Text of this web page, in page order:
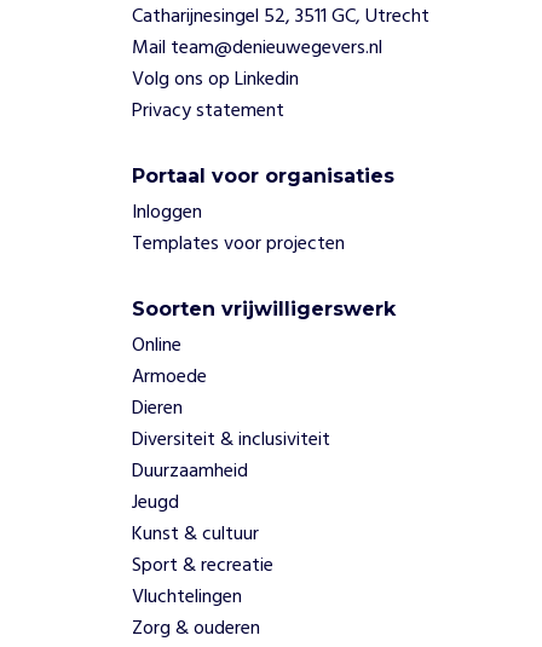
Catharijnesingel 52, 3511 GC, Utrecht
Mail team@denieuwegevers.nl
Volg ons op Linkedin
Privacy statement
Portaal voor organisaties
Inloggen
Templates voor projecten
Soorten vrijwilligerswerk
Online
Armoede
Dieren
Diversiteit & inclusiviteit
Duurzaamheid
Jeugd
Kunst & cultuur
Sport & recreatie
Vluchtelingen
Zorg & ouderen